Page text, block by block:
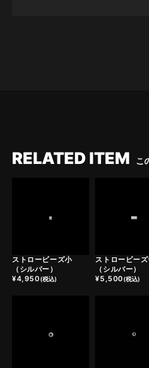
RELATED ITEM こ
ストロービーズ小
（シルバー）
¥4,950(税込)
ストロービーズ
（シルバー）
¥5,500(税込)